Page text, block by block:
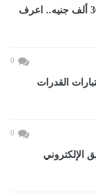
فرص عمل فى الأردن بمرتبات تصل إلى 30 ألف جنيه.. اعرف
0
لاختبارات القدرات
0
الإلكتروني